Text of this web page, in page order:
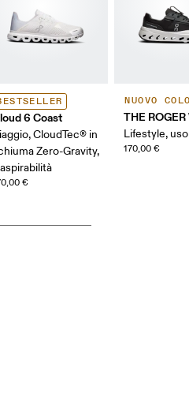
6 Coast
CloudTec® in
Zero-Gravity,
€
NUOVO
THE
Lifestyle,
170,00 €